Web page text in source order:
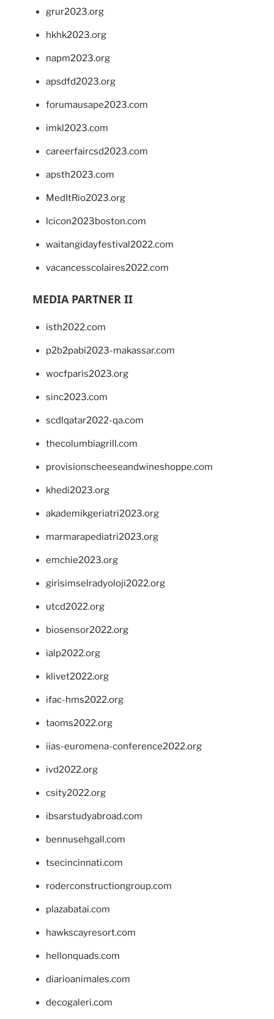
grur2023.org
hkhk2023.org
napm2023.org
apsdfd2023.org
forumausape2023.com
imkl2023.com
careerfaircsd2023.com
apsth2023.com
MedItRio2023.org
lcicon2023boston.com
waitangidayfestival2022.com
vacancesscolaires2022.com
MEDIA PARTNER II
isth2022.com
p2b2pabi2023-makassar.com
wocfparis2023.org
sinc2023.com
scdlqatar2022-qa.com
thecolumbiagrill.com
provisionscheeseandwineshoppe.com
khedi2023.org
akademikgeriatri2023.org
marmarapediatri2023.org
emchie2023.org
girisimselradyoloji2022.org
utcd2022.org
biosensor2022.org
ialp2022.org
klivet2022.org
ifac-hms2022.org
taoms2022.org
iias-euromena-conference2022.org
ivd2022.org
csity2022.org
ibsarstudyabroad.com
bennusehgall.com
tsecincinnati.com
roderconstructiongroup.com
plazabatai.com
hawkscayresort.com
hellonquads.com
diarioanimales.com
decogaleri.com